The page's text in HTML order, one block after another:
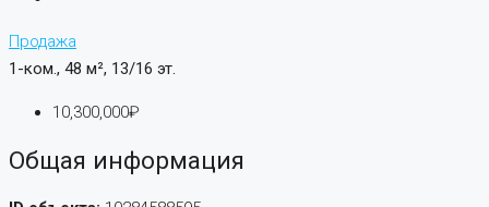
Продажа
1-ком., 48 м², 13/16 эт.
10,300,000₽
Общая информация